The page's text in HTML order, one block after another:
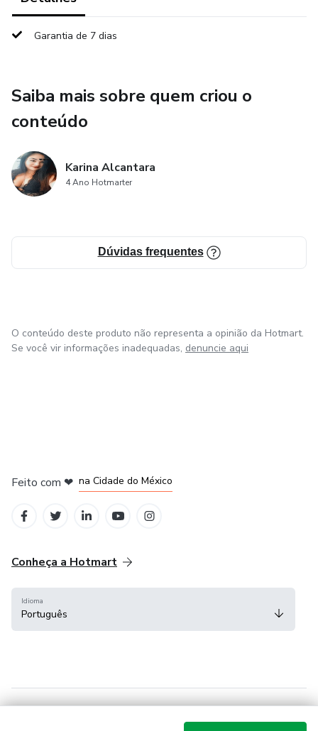
respirar, refletir e se reconectar consigo mesma e com
Deus.
É um devocional para pausar, sentir e ser cuidada.
Garantia de 7 dias
Saiba mais sobre quem criou o
conteúdo
Karina Alcantara
4 Ano Hotmarter
Dúvidas frequentes
O conteúdo deste produto não representa a opinião da Hotmart.
Se você vir informações inadequadas, denuncie aqui
Feito com ❤ na Cidade do México
Conheça a Hotmart
Idioma
Português